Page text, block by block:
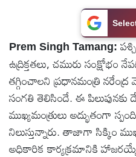
స్పెషల్స్
కెరీర్ &
ఉద్యోగాలు
లైవ్
Prem Singh Tamang:
ఉద్రిక్తతలు, చమురు
తగ్గించాలని ప్రధానమంత్రి
సంగతి తెలిసిందే. ఈ పిలుపునకు
ముఖ్యమంత్రులు అద్భుతంగా
నిలుస్తున్నారు. తాజాగా సిక్కిం
అధికారిక కార్యక్రమానికి